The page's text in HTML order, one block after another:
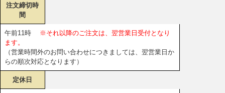
注文締切時
間
午前11時
※それ以降のご注文は、翌営業日受付となり
ます。
（営業時間外のお問い合わせにつきましては、翌営業日か
らの順次対応となります）
定休日